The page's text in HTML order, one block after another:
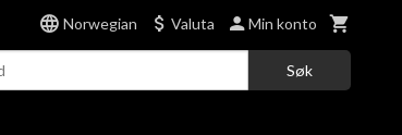
Norwegian Valuta Min konto
Søk